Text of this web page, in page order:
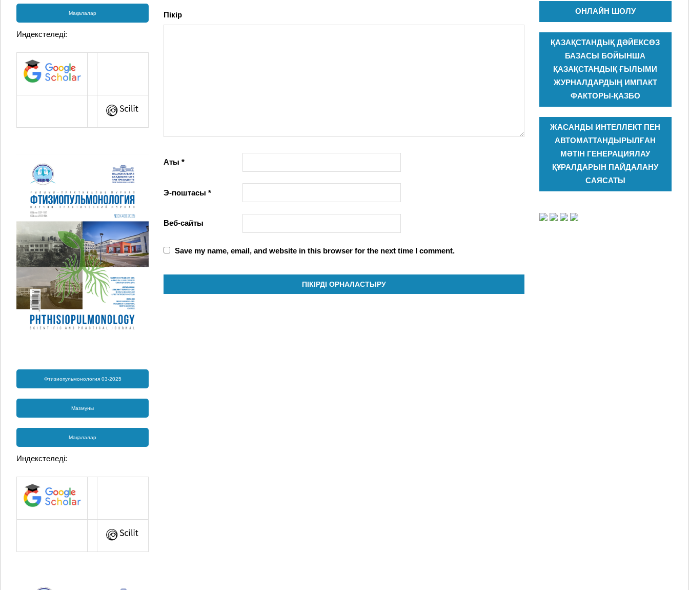
Пікір
Аты*
Э-поштасы*
Веб-сайты
Save my name, email, and website in this browser for the next time I comment.
Мақалалар
Индекстеледі:
Фтизиопульмонология 03-2025
Мазмұны
Мақалалар
Индекстеледі:
ОНЛАЙН ШОЛУ
ҚАЗАҚСТАНДЫҚ ДӘЙЕКСӨЗ
БАЗАСЫ БОЙЫНША
ҚАЗАҚСТАНДЫҚ ҒЫЛЫМИ
ЖУРНАЛДАРДЫҢ ИМПАКТ
ФАКТОРЫ-ҚАЗБО
ЖАСАНДЫ ИНТЕЛЛЕКТ ПЕН
АВТОМАТТАНДЫРЫЛҒАН
МӘТІН ГЕНЕРАЦИЯЛАУ
ҚҰРАЛДАРЫН ПАЙДАЛАНУ
САЯСАТЫ